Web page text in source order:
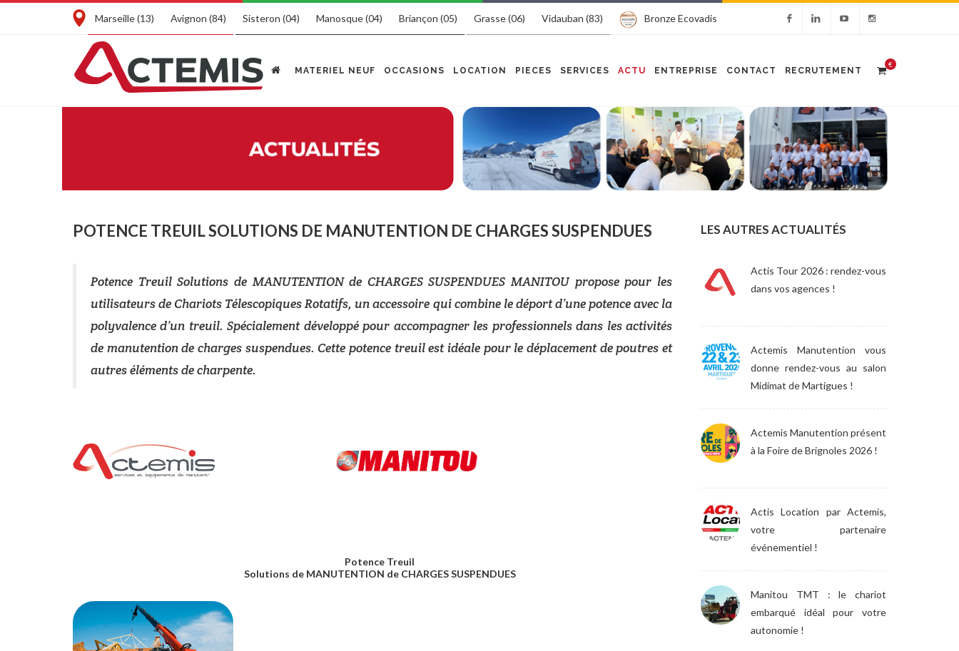
Marseille (13) Avignon (84) Sisteron (04) Manosque (04) Briançon (05) Grasse (06) Vidauban (83) Bronze Ecovadis
MATERIEL NEUF OCCASIONS LOCATION PIECES SERVICES ACTU ENTREPRISE CONTACT RECRUTEMENT
€
POTENCE TREUIL SOLUTIONS DE MANUTENTION DE CHARGES SUSPENDUES
Potence Treuil Solutions de MANUTENTION de CHARGES SUSPENDUES MANITOU propose pour les
utilisateurs de Chariots Télescopiques Rotatifs, un accessoire qui combine le déport d’une potence avec la
polyvalence d’un treuil. Spécialement développé pour accompagner les professionnels dans les activités
de manutention de charges suspendues. Cette potence treuil est idéale pour le déplacement de poutres et
autres éléments de charpente.
Potence Treuil
Solutions de MANUTENTION de CHARGES SUSPENDUES
LES AUTRES ACTUALITÉS
Actis Tour 2026 : rendez-vous
dans vos agences !
Actemis Manutention vous
donne rendez-vous au salon
Midimat de Martigues !
Actemis Manutention présent
à la Foire de Brignoles 2026 !
Actis Location par Actemis,
votre partenaire
événementiel !
Manitou TMT : le chariot
embarqué idéal pour votre
autonomie !